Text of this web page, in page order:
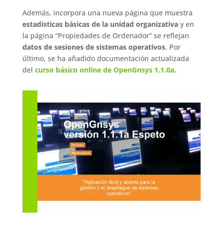
Además, incorpora una nueva página que muestra
estadísticas básicas de la unidad organizativay en
la página “Propiedades de Ordenador” se reflejan
datos de sesiones de sistemas operativos. Por
último, se ha añadido documentación actualizada
del curso básico online de OpenGnsys 1.1.0a.